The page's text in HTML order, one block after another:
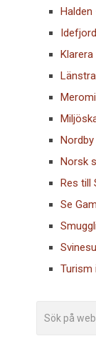
Norsk
Res till
Se
Turism